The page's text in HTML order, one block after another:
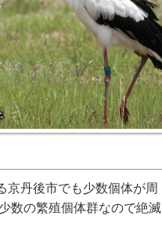
京丹後市でも少数個体が周
数の繁殖個体群なので絶滅